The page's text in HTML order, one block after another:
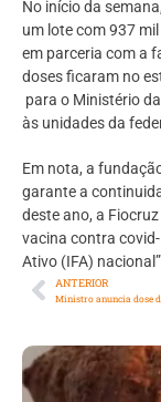
No início da
um lote com 937
em parceria com a
doses ficaram no
para o Ministério
às unidades da
Em nota, a
garante a
deste ano, a
vacina contra
Ativo (IFA)
ANTERIOR